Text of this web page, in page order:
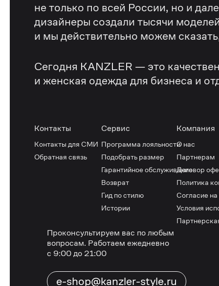
не только по всей России, но и
дизайнеры создали тысячи
и мы действительно можем
Сегодня KANZLER — это
и женская одежда для бизнеса и
Контакты
Контакты для СМИ
Обратная связь
Сервис
Программа лояльности
Подобрать размер
Гарантийное обслуживание
Возврат
Гид по стилю
Истории
Компания
О нас
Партнерам
Договор
Политика
Согласие
Условия
Проконсультируем вас по любым
вопросам. Работаем ежедневно
с 9:00 до 21:00
e-shop@kanzler-style.ru